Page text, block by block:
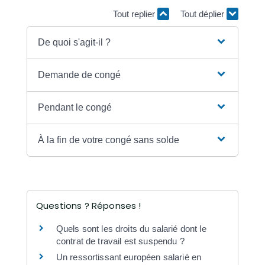
Tout replier Tout déplier
De quoi s'agit-il ?
Demande de congé
Pendant le congé
À la fin de votre congé sans solde
Questions ? Réponses !
Quels sont les droits du salarié dont le
contrat de travail est suspendu ?
Un ressortissant européen salarié en